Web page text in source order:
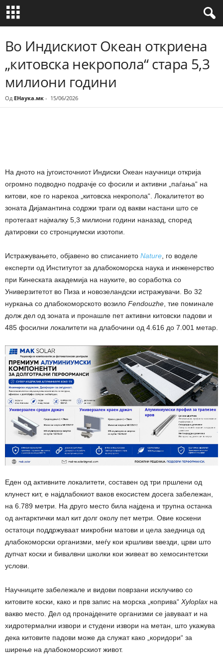
Во Индискиот Океан откриена
„китовска некропола“ стара 5,3
милиони години
Од ЕНаука.мк - 15/06/2026
На дното на југоисточниот Индиски Океан научници открија
огромно подводно подрачје со фосили и активни „паѓања“ на
китови, кое го нарекоа „китовска некропола“. Локалитетот во
зоната Дијамантина содржи траги од вакви настани што се
протегаат најмалку 5,3 милиони години наназад, според
датировки со стронциумски изотопи.
Истражувањето, објавено во списанието Nature , го воделе
експерти од Институтот за длабокоморска наука и инженерство
при Кинеската академија на науките, во соработка со
Универзитетот во Пиза и новозеландски истражувачи. Во 32
нуркања со длабокоморското возило Fendouzhe , тие поминале
долж дел од зоната и пронашле пет активни китовски падови и
485 фосилни локалитети на длабочини од 4.616 до 7.001 метар.
Еден од активните локалитети, составен од три пршлени од
клунест кит, е најдлабокиот ваков екосистем досега забележан,
на 6.789 метри. На друго место била најдена и трупна останка
од антарктички мал кит долг околу пет метри. Овие коскени
остатоци поддржуваат микробни матови и цела заедница од
длабокоморски организми, меѓу кои кршливи ѕвезди, црви што
дупчат коски и бивалвни школки кои живеат во хемосинтетски
услови.
Научниците забележале и видови поврзани исклучиво со
китовите коски, како и прв запис на морска „коприва“ Xyloplax на
вакво место. Дел од пронајдените организми се јавуваат и на
хидротермални извори и студени извори на метан, што укажува
дека китовите падови може да служат како „коридори“ за
ширење на длабокоморскиот живот.